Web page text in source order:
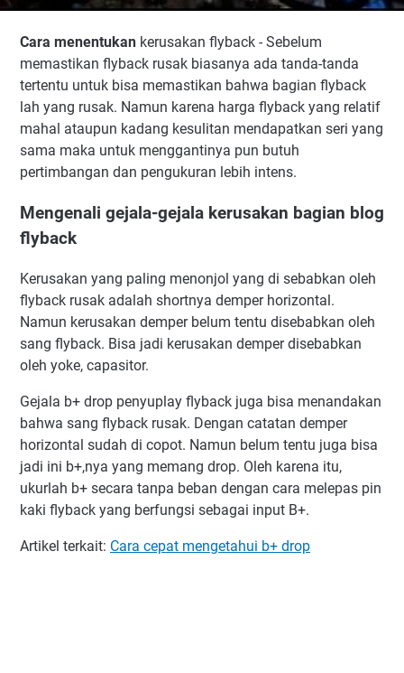
Cara menentukan kerusakan flyback - Sebelum
memastikan flyback rusak biasanya ada tanda-tanda
tertentu untuk bisa memastikan bahwa bagian flyback
lah yang rusak. Namun karena harga flyback yang relatif
mahal ataupun kadang kesulitan mendapatkan seri yang
sama maka untuk menggantinya pun butuh
pertimbangan dan pengukuran lebih intens.
Mengenali gejala-gejala kerusakan bagian blog
flyback
Kerusakan yang paling menonjol yang di sebabkan oleh
flyback rusak adalah shortnya demper horizontal.
Namun kerusakan demper belum tentu disebabkan oleh
sang flyback. Bisa jadi kerusakan demper disebabkan
oleh yoke, capasitor.
Gejala b+ drop penyuplay flyback juga bisa menandakan
bahwa sang flyback rusak. Dengan catatan demper
horizontal sudah di copot. Namun belum tentu juga bisa
jadi ini b+,nya yang memang drop. Oleh karena itu,
ukurlah b+ secara tanpa beban dengan cara melepas pin
kaki flyback yang berfungsi sebagai input B+.
Artikel terkait: Cara cepat mengetahui b+ drop